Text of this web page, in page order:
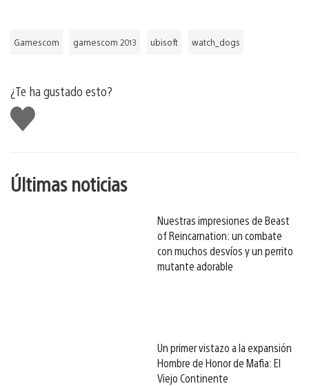
Gamescom gamescom 2013 ubisoft watch_dogs
¿Te ha gustado esto?
Me
gusta
Últimas noticias
Nuestras impresiones de Beast
of Reincarnation: un combate
con muchos desvíos y un perrito
mutante adorable
Un primer vistazo a la expansión
Hombre de Honor de Mafia: El
Viejo Continente